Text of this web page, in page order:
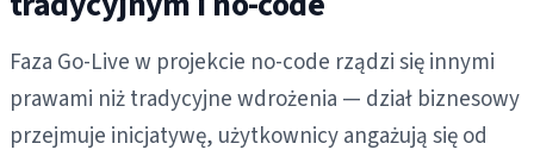
Faza Go-Live w projekcie no-code rządzi się innymi
prawami niż tradycyjne wdrożenia — dział biznesowy
przejmuje inicjatywę, użytkownicy angażują się od